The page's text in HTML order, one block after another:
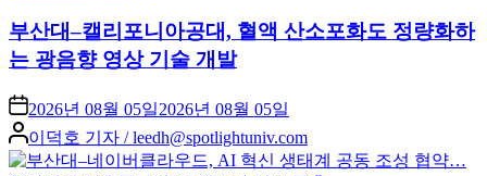
부산대–캘리포니아공대, 혈액 산소포화도 정량화하
는 광음향 영상 기술 개발
2026년 08월 05일2026년 08월 05일
Posted
by
이덕호 기자 / leedh@spotlightuniv.com